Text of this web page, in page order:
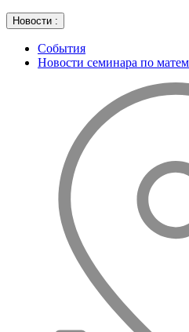
Новости :
События
Новости семинара по